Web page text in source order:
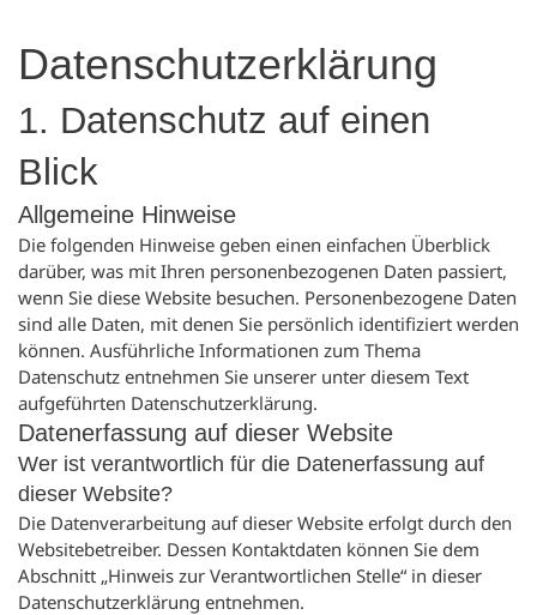
Datenschutz­erklärung
1. Datenschutz auf einen
Blick
Allgemeine Hinweise
Die folgenden Hinweise geben einen einfachen Überblick
darüber, was mit Ihren personenbezogenen Daten passiert,
wenn Sie diese Website besuchen. Personenbezogene Daten
sind alle Daten, mit denen Sie persönlich identifiziert werden
können. Ausführliche Informationen zum Thema
Datenschutz entnehmen Sie unserer unter diesem Text
aufgeführten Datenschutzerklärung.
Datenerfassung auf dieser Website
Wer ist verantwortlich für die Datenerfassung auf
dieser Website?
Die Datenverarbeitung auf dieser Website erfolgt durch den
Websitebetreiber. Dessen Kontaktdaten können Sie dem
Abschnitt „Hinweis zur Verantwortlichen Stelle“ in dieser
Datenschutzerklärung entnehmen.